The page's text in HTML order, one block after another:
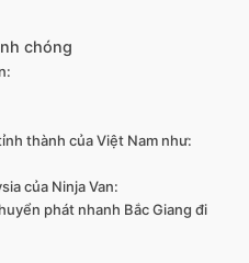
chóng
thành của Việt Nam như:
của Ninja Van:
phát nhanh Bắc Giang đi